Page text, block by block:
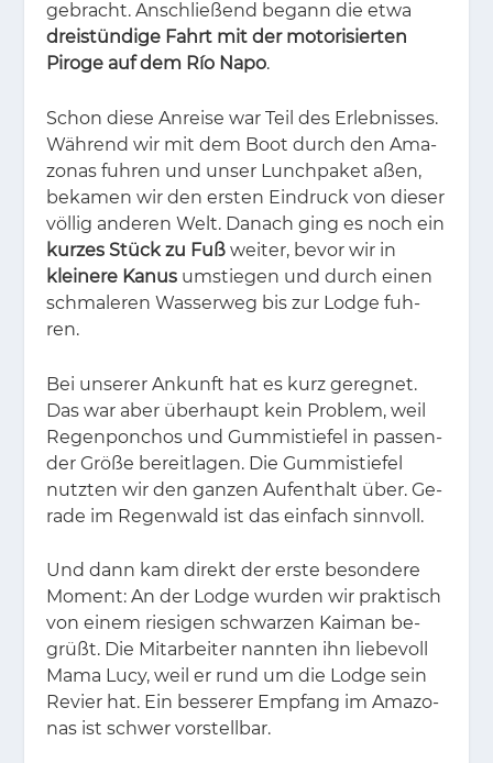
ge­bracht. An­schlie­ßend be­gann die etwa
dreistündige Fahrt mit der motorisierten
Piroge auf dem Río Napo.
Schon die­se An­rei­se war Teil des Er­leb­nis­ses.
Wäh­rend wir mit dem Boot durch den Ama­
zo­nas fuh­ren und un­ser Lunch­pa­ket aßen,
be­ka­men wir den ers­ten Ein­druck von die­ser
völ­lig an­de­ren Welt. Da­nach ging es noch ein
kurzes Stück zu Fuß wei­ter, be­vor wir in
kleinere Kanus um­stie­gen und durch ei­nen
schma­le­ren Was­ser­weg bis zur Lodge fuh­
ren.
Bei un­se­rer An­kunft hat es kurz ge­reg­net.
Das war aber über­haupt kein Pro­blem, weil
Re­gen­pon­chos und Gum­mi­stie­fel in pas­sen­
der Grö­ße be­reit­la­gen. Die Gum­mi­stie­fel
nutz­ten wir den gan­zen Auf­ent­halt über. Ge­
ra­de im Re­gen­wald ist das ein­fach sinn­voll.
Und dann kam di­rekt der ers­te be­son­de­re
Mo­ment: An der Lodge wur­den wir prak­tisch
von ei­nem rie­si­gen schwar­zen Kai­man be­
grüßt. Die Mit­ar­bei­ter nann­ten ihn lie­be­voll
Mama Lucy, weil er rund um die Lodge sein
Re­vier hat. Ein bes­se­rer Emp­fang im Ama­zo­
nas ist schwer vor­stell­bar.